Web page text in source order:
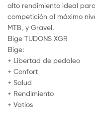
alto rendimiento ideal
competición al máximo
MTB, y Gravel.
Elige TUDONS XGR
Elige:
+ Libertad de pedaleo
+ Confort
+ Salud
+ Rendimiento
+ Vatios